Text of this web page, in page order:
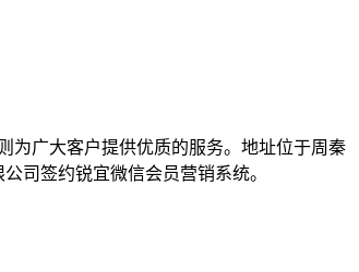
为广大客户提供优质的服务。地址位于周秦
司签约锐宜微信会员营销系统。